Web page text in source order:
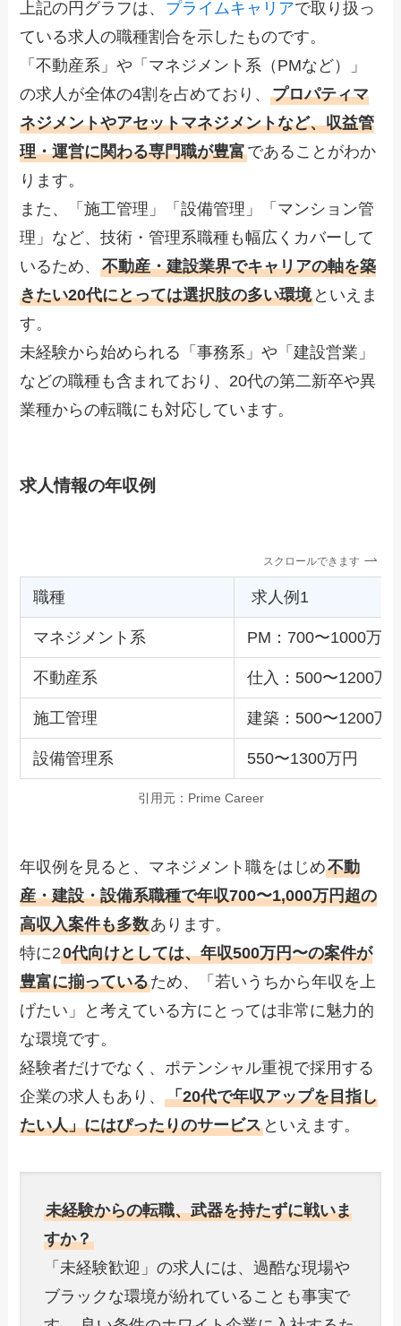
上記の円グラフは、 プライムキャリアで取り扱っ
ている求人の職種割合を示したものです。
「不動産系」や「マネジメント系（PMなど）」
の求人が全体の4割を占めており、プロパティマ
ネジメントやアセットマネジメントなど、収益管
理・運営に関わる専門職が豊富であることがわか
ります。
また、「施工管理」「設備管理」「マンション管
理」など、技術・管理系職種も幅広くカバーして
いるため、不動産・建設業界でキャリアの軸を築
きたい20代にとっては選択肢の多い環境 といえま
す。
未経験から始められる「事務系」や「建設営業」
などの職種も含まれており、20代の第二新卒や異
業種からの転職にも対応しています。
求人情報の年収例
スクロールできます
職種 求人例1
マネジメント系 PM：700〜1000万円
不動産系 仕入：500〜1200万
施工管理 建築：500〜1200万
設備管理系 550〜1300万円
引用元：Prime Career
年収例を見ると、マネジメント職をはじめ不動
産・建設・設備系職種で年収700〜1,000万円超の
高収入案件も多数あります。
特に20代向けとしては、年収500万円〜の案件が
豊富に揃っているため、「若いうちから年収を上
げたい」と考えている方にとっては非常に魅力的
な環境です。
経験者だけでなく、ポテンシャル重視で採用する
企業の求人もあり、「20代で年収アップを目指し
たい人」にはぴったりのサービス といえます。
未経験からの転職、武器を持たずに戦いま
すか？
「未経験歓迎」の求人には、過酷な現場や
ブラックな環境が紛れていることも事実で